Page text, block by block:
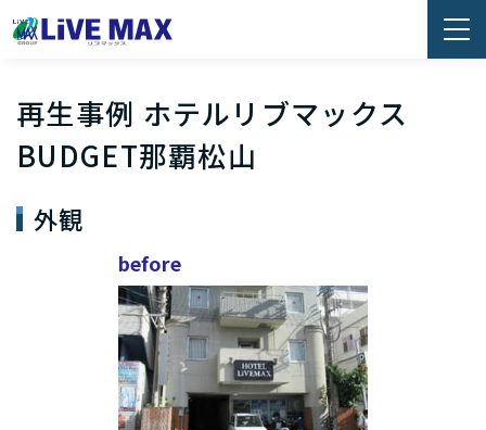
再生事例 ホテルリブマックス
BUDGET那覇松山
外観
before